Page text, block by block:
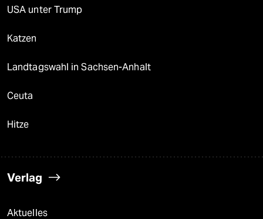
USA unter Trump
Katzen
Landtagswahl in Sachsen-Anhalt
Ceuta
Hitze
Verlag
Aktuelles